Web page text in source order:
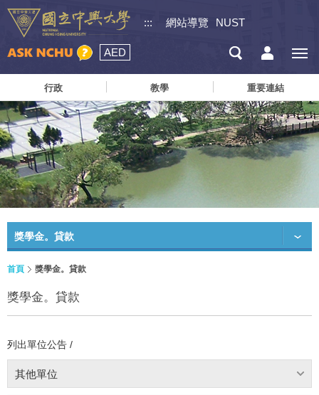
::: 網站導覽 NUST
AED
行政 教學 重要連結
獎學金。貸款
首頁 獎學金。貸款
獎學金。貸款
列出單位公告 /
其他單位